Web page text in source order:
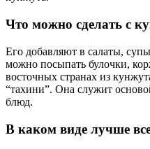
Что можно сделать с
Его добавляют в салаты,
можно посыпать булочки,
восточных странах из
“тахини”. Она служит
блюд.
В каком виде лучше